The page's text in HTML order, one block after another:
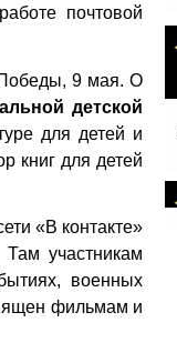
почтовой
Победы, 9 мая. О
детской
для детей и
книг для детей
«В контакте»
Там участникам
военных
фильмам и